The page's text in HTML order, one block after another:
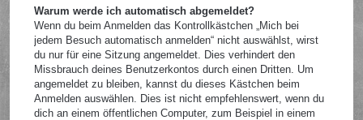
Warum werde ich automatisch abgemeldet?
Wenn du beim Anmelden das Kontrollkästchen „Mich bei
jedem Besuch automatisch anmelden“ nicht auswählst, wirst
du nur für eine Sitzung angemeldet. Dies verhindert den
Missbrauch deines Benutzerkontos durch einen Dritten. Um
angemeldet zu bleiben, kannst du dieses Kästchen beim
Anmelden auswählen. Dies ist nicht empfehlenswert, wenn du
dich an einem öffentlichen Computer, zum Beispiel in einem